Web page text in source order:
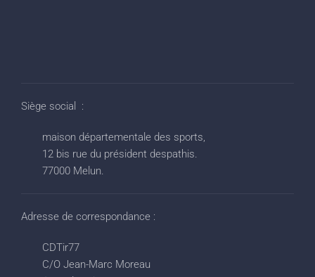
Siège social :
maison départementale des sports,
12 bis rue du président despathis.
77000 Melun.
Adresse de correspondance :
CDTir77
C/O Jean-Marc Moreau